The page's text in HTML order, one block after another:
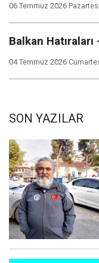
06 Temmuz 2026
Balkan Hatıraları
04 Temmuz 2026
SON YAZILAR